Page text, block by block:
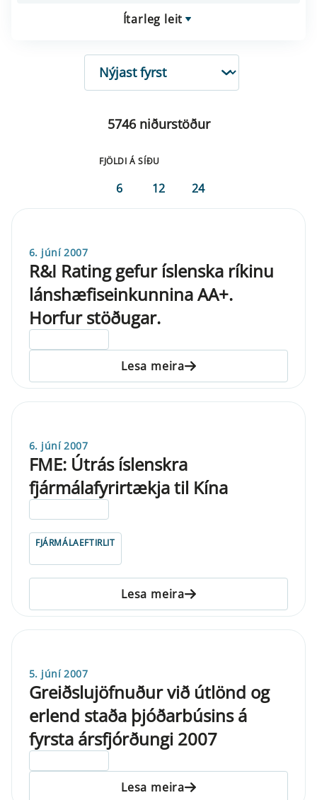
Ítarleg leit
RÖÐUN
5746 niðurstöður
FJÖLDI Á SÍÐU
6 12 24
6. júní 2007
R&I Rating gefur íslenska ríkinu
lánshæfiseinkunnina AA+.
Horfur stöðugar.
Lesa meira
6. júní 2007
FME: Útrás íslenskra
fjármálafyrirtækja til Kína
FJÁRMÁLAEFTIRLIT
Lesa meira
5. júní 2007
Greiðslujöfnuður við útlönd og
erlend staða þjóðarbúsins á
fyrsta ársfjórðungi 2007
Lesa meira